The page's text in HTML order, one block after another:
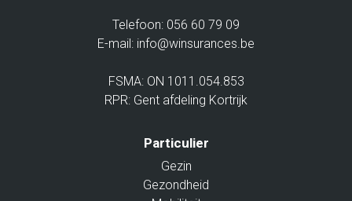
Telefoon: 056 60 79 09
E-mail: info@winsurances.be
FSMA: ON 1011.054.853
RPR: Gent afdeling Kortrijk
Particulier
Gezin
Gezondheid